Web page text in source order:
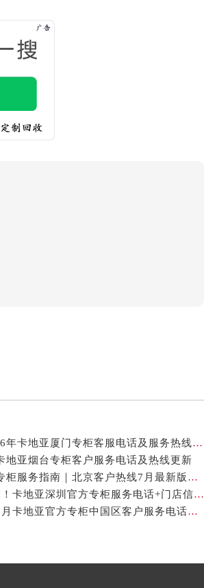
官方核验通知｜2026年卡地亚厦门专柜客服电话及服务热线7月最新版
地亚烟台专柜客户服务电话及热线更新
卡地亚2026年官方专柜服务指南｜北京客户热线7月最新版，一篇搞定
2026年7月最新声明！卡地亚深圳官方专柜服务电话+门店信息全面核验
官方声明｜2026年7月卡地亚官方专柜中国区客户服务电话及门店核验